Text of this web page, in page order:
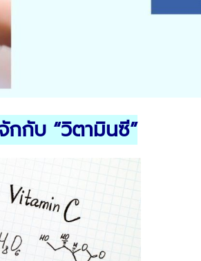
กกับ “วิตามินซี”